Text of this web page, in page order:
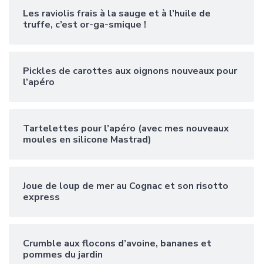
Les raviolis frais à la sauge et à l’huile de
truffe, c’est or-ga-smique !
Pickles de carottes aux oignons nouveaux pour
l’apéro
Tartelettes pour l’apéro (avec mes nouveaux
moules en silicone Mastrad)
Joue de loup de mer au Cognac et son risotto
express
Crumble aux flocons d’avoine, bananes et
pommes du jardin